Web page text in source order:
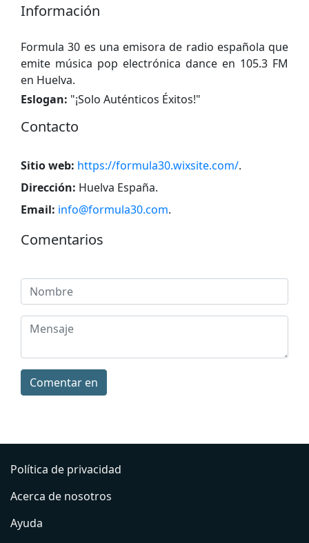
Información
Formula 30 es una emisora ​​de radio española que
emite música pop electrónica dance en 105.3 FM
en Huelva.
Eslogan: "¡Solo Auténticos Éxitos!"
Contacto
Sitio web: https://formula30.wixsite.com/.
Dirección: Huelva España.
Email: info@formula30.com.
Comentarios
Comentar en
Política de privacidad
Acerca de nosotros
Ayuda